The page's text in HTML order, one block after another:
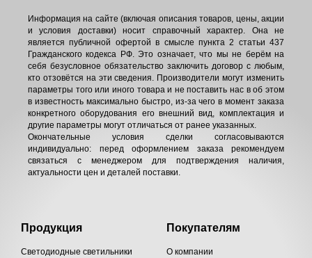
Информация на сайте (включая описания товаров, цены, акции
и условия доставки) носит справочный характер. Она не
является публичной офертой в смысле пункта 2 статьи 437
Гражданского кодекса РФ. Это означает, что мы не берём на
себя безусловное обязательство заключить договор с любым,
кто отзовётся на эти сведения. Производители могут изменить
параметры того или иного товара и не поставить нас в об этом
в известность максимально быстро, из-за чего в момент заказа
конкретного оборудования его внешний вид, комплектация и
другие параметры могут отличаться от ранее указанных.
Окончательные условия сделки согласовываются
индивидуально: перед оформлением заказа рекомендуем
связаться с менеджером для подтверждения наличия,
актуальности цен и деталей поставки.
Продукция
Светодиодные светильники
Покупателям
О компании